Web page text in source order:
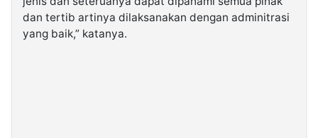
dan tertib artinya dilaksanakan dengan adminitrasi
yang baik,” katanya.